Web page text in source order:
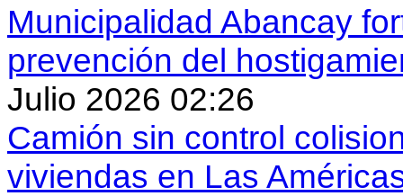
Municipalidad Abancay
prevención del
Julio 2026 02:26
Camión sin control
viviendas en Las